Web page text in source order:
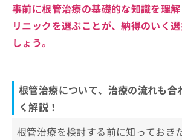
事前に根管治療の基礎的な知識を理
リニックを選ぶことが、納得のいく
しょう。
根管治療について、治療の流れも合
く解説！
根管治療を検討する前に知っておき